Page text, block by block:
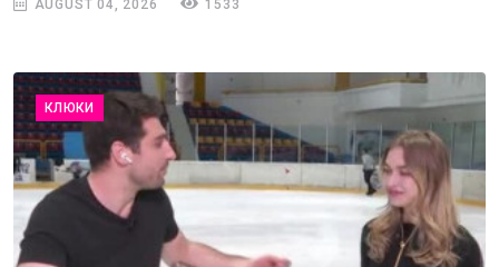
AUGUST 04, 2026 1533
КЛЮКИ